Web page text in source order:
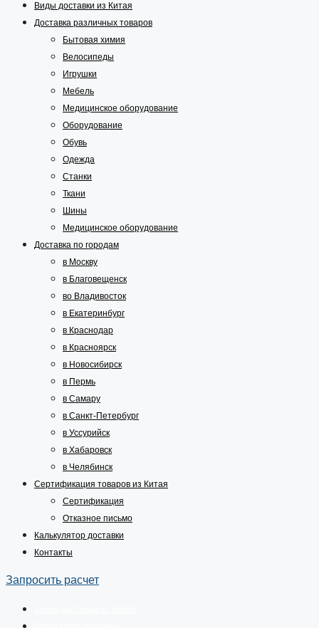
Виды доставки из Китая
Доставка различных товаров
Бытовая химия
Велосипеды
Игрушки
Мебель
Медицинское оборудование
Оборудование
Обувь
Одежда
Станки
Ткани
Шины
Медицинское оборудование
Доставка по городам
в Москву
в Благовещенск
во Владивосток
в Екатеринбург
в Краснодар
в Красноярск
в Новосибирск
в Пермь
в Самару
в Санкт-Петербург
в Уссурийск
в Хабаровск
в Челябинск
Сертификация товаров из Китая
Сертификация
Отказное письмо
Калькулятор доставки
Контакты
Запросить расчет